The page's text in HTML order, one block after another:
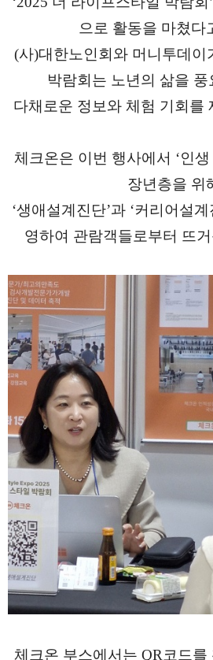
으로 활동을 마쳤다
(사)대한노인회와 머니투데이
박람회는 노년의 삶을
다채로운 정보와 체험 기회를
체크온은 이번 행사에서 ‘인
장년층을 위
‘생애설계진단’과 ‘커리어설
영하여 관람객들로부터 뜨
체크온 부스에서는 QR코드